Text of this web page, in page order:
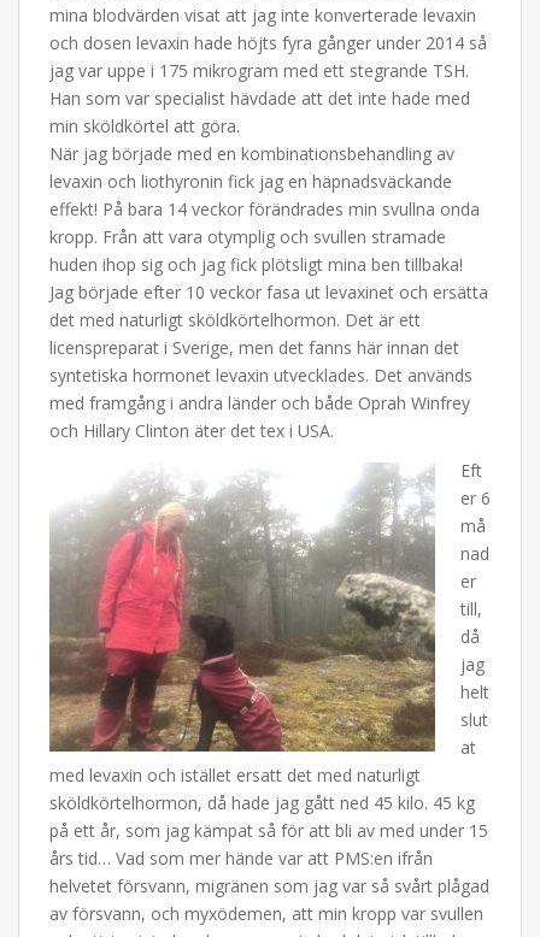
mina blodvärden visat att jag inte konverterade levaxin
och dosen levaxin hade höjts fyra gånger under 2014 så
jag var uppe i 175 mikrogram med ett stegrande TSH.
Han som var specialist hävdade att det inte hade med
min sköldkörtel att göra.
När jag började med en kombinationsbehandling av
levaxin och liothyronin fick jag en häpnadsväckande
effekt! På bara 14 veckor förändrades min svullna onda
kropp. Från att vara otymplig och svullen stramade
huden ihop sig och jag fick plötsligt mina ben tillbaka!
Jag började efter 10 veckor fasa ut levaxinet och ersätta
det med naturligt sköldkörtelhormon. Det är ett
licenspreparat i Sverige, men det fanns här innan det
syntetiska hormonet levaxin utvecklades. Det används
med framgång i andra länder och både Oprah Winfrey
och Hillary Clinton äter det tex i USA.
Eft
er 6
må
nad
er
till,
då
jag
helt
slut
at
med levaxin och istället ersatt det med naturligt
sköldkörtelhormon, då hade jag gått ned 45 kilo. 45 kg
på ett år, som jag kämpat så för att bli av med under 15
års tid… Vad som mer hände var att PMS:en ifrån
helvetet försvann, migränen som jag var så svårt plågad
av försvann, och myxödemen, att min kropp var svullen